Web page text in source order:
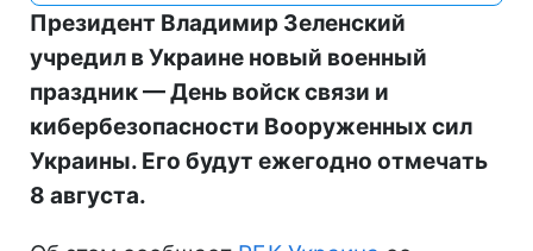
Президент Владимир Зеленский
учредил в Украине новый военный
праздник — День войск связи и
кибербезопасности Вооруженных сил
Украины. Его будут ежегодно отмечать
8 августа.